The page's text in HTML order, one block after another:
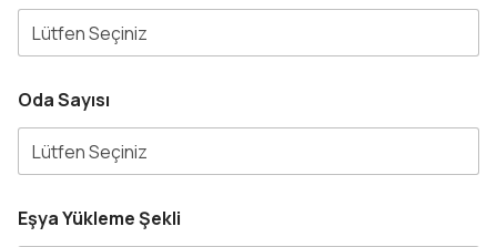
Oda Sayısı
Eşya Yükleme Şekli